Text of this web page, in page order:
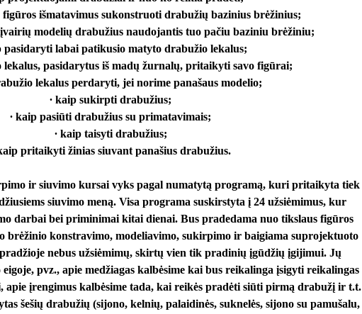
figūros išmatavimus sukonstruoti drabužių bazinius brėžinius;
modelių drabužius naudojantis tuo pačiu baziniu brėžiniu;
pasidaryti labai patikusio matyto drabužio lekalus;
lekalus, pasidarytus iš madų žurnalų, pritaikyti savo figūrai;
lekalus perdaryti, jei norime panašaus modelio;
∙ kaip sukirpti drabužius;
∙ kaip pasiūti drabužius su primatavimais;
∙ kaip taisyti drabužius;
pritaikyti žinias siuvant panašius drabužius.
ir siuvimo kursai vyks pagal numatytą programą, kuri pritaikyta tiek
siuvimo meną. Visa programa suskirstyta į 24 užsiėmimus, kur
darbai bei priminimai kitai dienai. Bus pradedama nuo tikslaus figūros
brėžinio konstravimo, modeliavimo, sukirpimo ir baigiama suprojektuoto
nebus užsiėmimų, skirtų vien tik pradinių įgūdžių įgijimui. Jų
pvz., apie medžiagas kalbėsime kai bus reikalinga įsigyti reikalingas
apie įrengimus kalbėsime tada, kai reikės pradėti siūti pirmą drabužį ir t.t.
šešių drabužių (sijono, kelnių, palaidinės, suknelės, sijono su pamušalu,